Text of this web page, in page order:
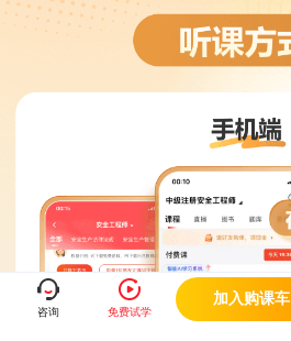
咨询 免费试学
加入购课车